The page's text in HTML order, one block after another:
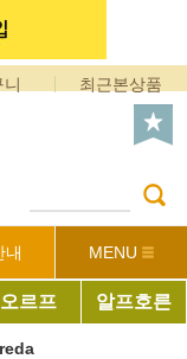
니 최근본상품
내 MENU
오르프 알프호른